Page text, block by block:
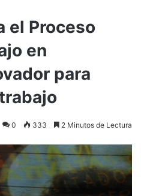
el Proceso
en
para
0 333 2 Minutos de Lectura